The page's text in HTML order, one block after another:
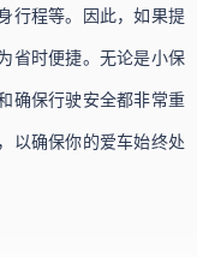
行程等。因此，如果提
省时便捷。无论是小保
确保行驶安全都非常重
以确保你的爱车始终处